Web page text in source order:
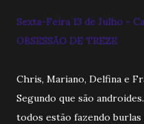
Sexta-Feira 13 de Julho -
OBSESSÃO DE TREZE
Chris, Mariano, Delfina e
Segundo que são
todos estão fazendo burlas